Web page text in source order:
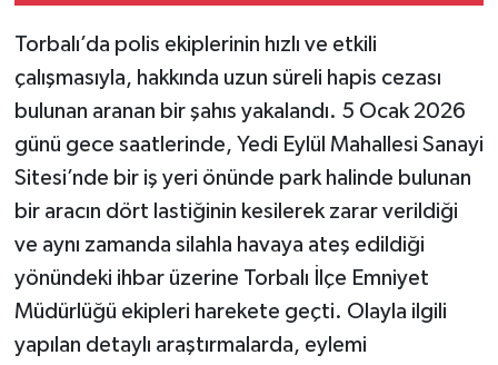
Torbalı’da polis ekiplerinin hızlı ve etkili
çalışmasıyla, hakkında uzun süreli hapis cezası
bulunan aranan bir şahıs yakalandı. 5 Ocak 2026
günü gece saatlerinde, Yedi Eylül Mahallesi Sanayi
Sitesi’nde bir iş yeri önünde park halinde bulunan
bir aracın dört lastiğinin kesilerek zarar verildiği
ve aynı zamanda silahla havaya ateş edildiği
yönündeki ihbar üzerine Torbalı İlçe Emniyet
Müdürlüğü ekipleri harekete geçti. Olayla ilgili
yapılan detaylı araştırmalarda, eylemi